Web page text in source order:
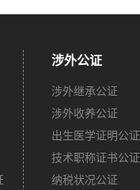
涉外公证
涉外继承公证
涉外收养公证
出生医学证明公证
技术职称证书公证
纳税状况公证